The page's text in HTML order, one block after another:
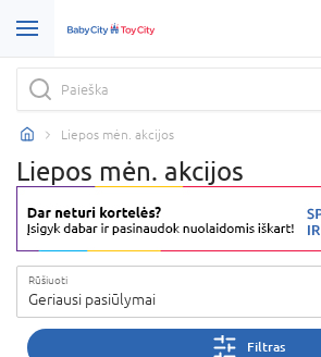
Liepos mėn. akcijos
Liepos mėn. akcijos
Rūšiuoti
Geriausi pasiūlymai
Filtras